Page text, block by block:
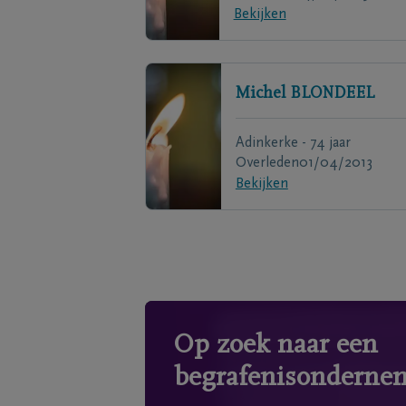
Bekijken
Michel BLONDEEL
Adinkerke - 74 jaar
Overleden01/04/2013
Bekijken
Op zoek naar een